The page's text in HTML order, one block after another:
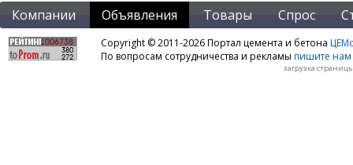
Компании Объявления Товары Спрос
Copyright © 2011-2026 Портал цемента и бетона
По вопросам сотрудничества и рекламы пишите нам
загрузка